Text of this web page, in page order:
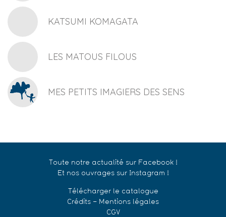
KATSUMI KOMAGATA
LES MATOUS FILOUS
MES PETITS IMAGIERS DES SENS
Toute notre actualité sur Facebook !
Et nos ouvrages sur Instagram !
Télécharger le catalogue
Crédits – Mentions légales
CGV